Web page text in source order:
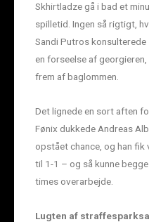
Skhirtladze gå i bad et
spilletid. Ingen så rigtigt,
Sandi Putros konsulterede
en forseelse af
frem af baglommen.
Det lignede en sort aften
Fønix dukkede Andreas
opstået chance, og han fik
til 1-1 – og så kunne
times overarbejde.
Lugten af